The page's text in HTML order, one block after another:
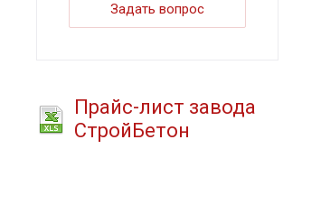
Задать вопрос
Прайс-лист завода
СтройБетон